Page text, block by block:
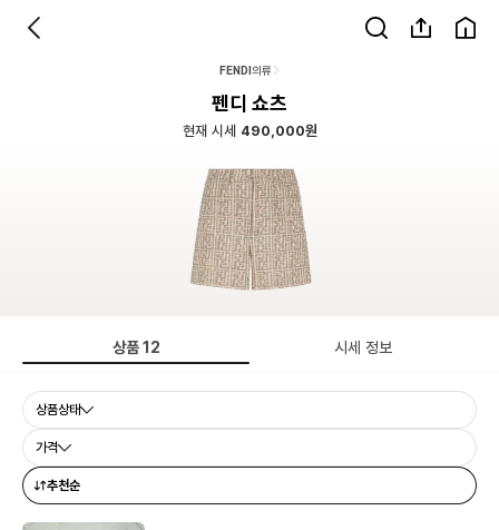
FENDI의류
펜디 쇼츠
현재 시세 490,000원
상품12 시세 정보
상품상태
가격
추천순